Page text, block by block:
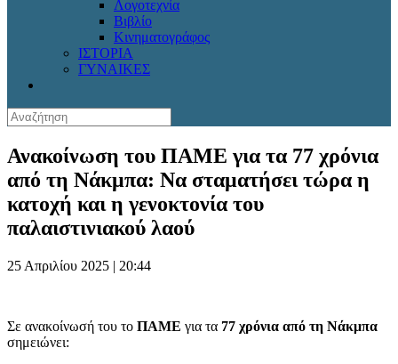
Λογοτεχνία
Βιβλίο
Κινηματογράφος
ΙΣΤΟΡΙΑ
ΓΥΝΑΙΚΕΣ
Ανακοίνωση του ΠΑΜΕ για τα 77 χρόνια
από τη Νάκμπα: Να σταματήσει τώρα η
κατοχή και η γενοκτονία του
παλαιστινιακού λαού
25 Απριλίου 2025 | 20:44
Σε ανακοίνωσή του το ΠΑΜΕ για τα 77 χρόνια από τη Νάκμπα
σημειώνει: